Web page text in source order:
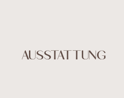
AUSSTATTUNG